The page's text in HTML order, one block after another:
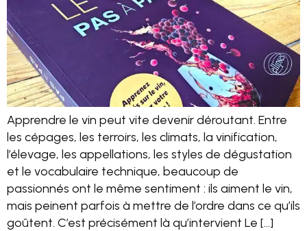
Apprendre le vin peut vite devenir déroutant. Entre
les cépages, les terroirs, les climats, la vinification,
l’élevage, les appellations, les styles de dégustation
et le vocabulaire technique, beaucoup de
passionnés ont le même sentiment : ils aiment le vin,
mais peinent parfois à mettre de l’ordre dans ce qu’ils
goûtent. C’est précisément là qu’intervient Le […]